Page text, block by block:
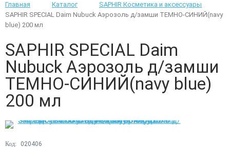
Главная Каталог
SAPHIR Косметика и аксессуары
SAPHIR SPECIAL Daim Nubuck Аэрозоль д/замши ТЕМНО-СИНИЙ(navy
blue) 200 мл
SAPHIR SPECIAL Daim
Nubuck Аэрозоль д/замши
ТЕМНО-СИНИЙ(navy blue)
200 мл
Код: 020406